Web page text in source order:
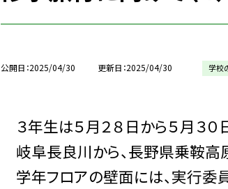
公開日 2025/04/30 更新日 2025/04/30 学校
３年生は５月２８日から５月３
岐阜長良川から、長野県乗鞍高原
学年フロアの壁面には、実行委